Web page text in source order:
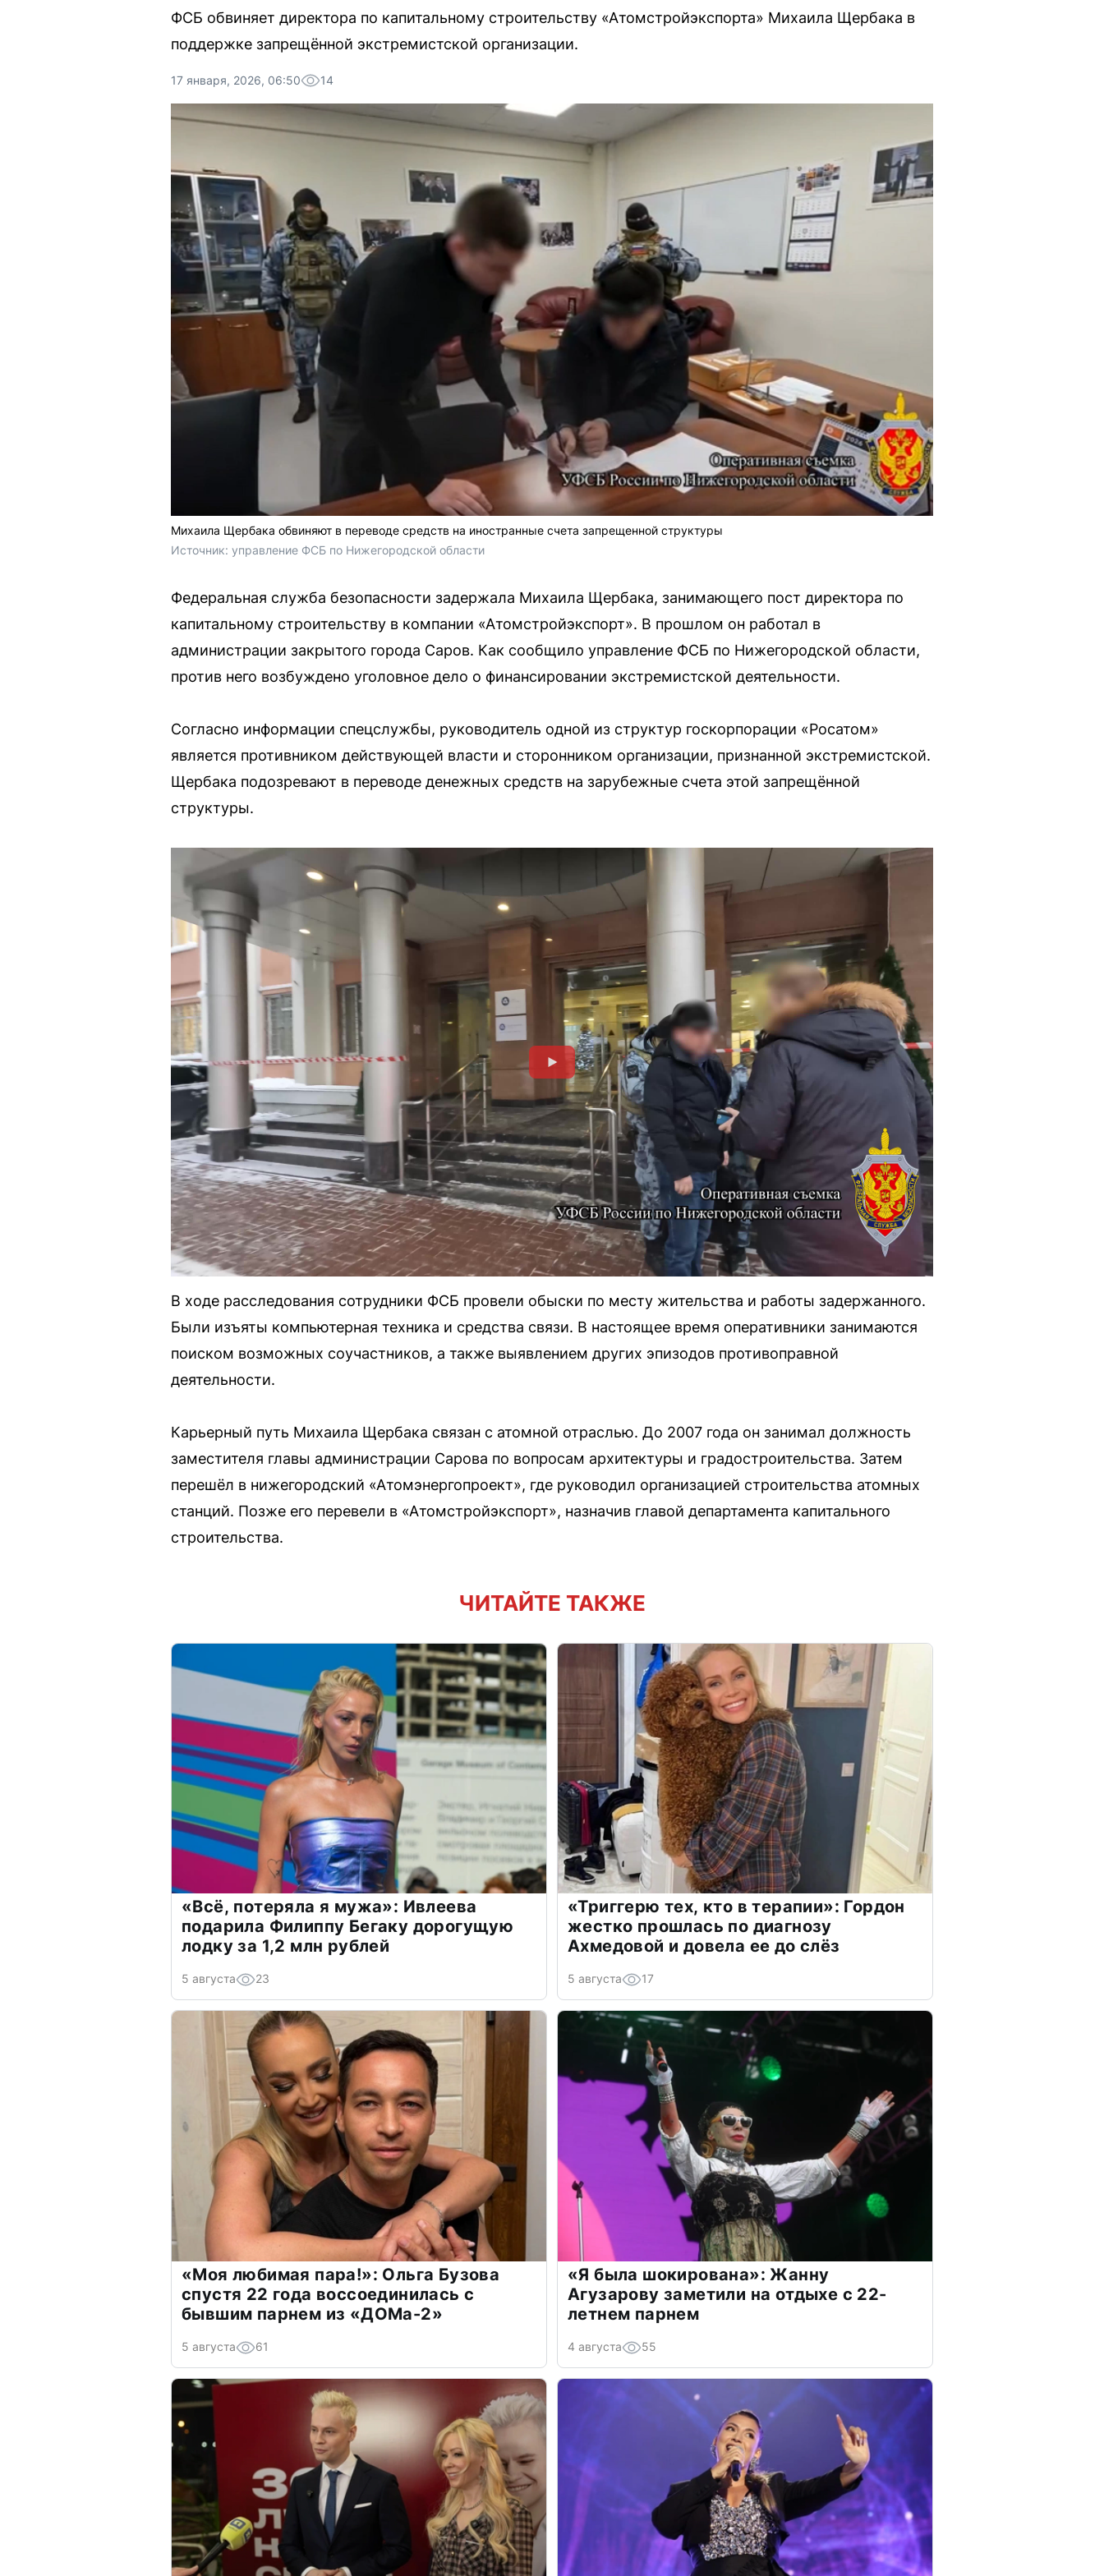
ФСБ обвиняет директора по капитальному строительству «Атомстройэкспорта» Михаила Щербака в
поддержке запрещённой экстремистской организации.
17 января, 2026, 06:50 14
Михаила Щербака обвиняют в переводе средств на иностранные счета запрещенной структуры
Источник: управление ФСБ по Нижегородской области
Федеральная служба безопасности задержала Михаила Щербака, занимающего пост директора по
капитальному строительству в компании «Атомстройэкспорт». В прошлом он работал в
администрации закрытого города Саров. Как сообщило управление ФСБ по Нижегородской области,
против него возбуждено уголовное дело о финансировании экстремистской деятельности.
Согласно информации спецслужбы, руководитель одной из структур госкорпорации «Росатом»
является противником действующей власти и сторонником организации, признанной экстремистской.
Щербака подозревают в переводе денежных средств на зарубежные счета этой запрещённой
структуры.
В ходе расследования сотрудники ФСБ провели обыски по месту жительства и работы задержанного.
Были изъяты компьютерная техника и средства связи. В настоящее время оперативники занимаются
поиском возможных соучастников, а также выявлением других эпизодов противоправной
деятельности.
Карьерный путь Михаила Щербака связан с атомной отраслью. До 2007 года он занимал должность
заместителя главы администрации Сарова по вопросам архитектуры и градостроительства. Затем
перешёл в нижегородский «Атомэнергопроект», где руководил организацией строительства атомных
станций. Позже его перевели в «Атомстройэкспорт», назначив главой департамента капитального
строительства.
ЧИТАЙТЕ ТАКЖЕ
«Всё, потеряла я мужа»: Ивлеева
подарила Филиппу Бегаку дорогущую
лодку за 1,2 млн рублей
5 августа 23
«Триггерю тех, кто в терапии»: Гордон
жестко прошлась по диагнозу
Ахмедовой и довела ее до слёз
5 августа 17
«Моя любимая пара!»: Ольга Бузова
спустя 22 года воссоединилась с
бывшим парнем из «ДОМа-2»
5 августа 61
«Я была шокирована»: Жанну
Агузарову заметили на отдыхе с 22-
летнем парнем
4 августа 55